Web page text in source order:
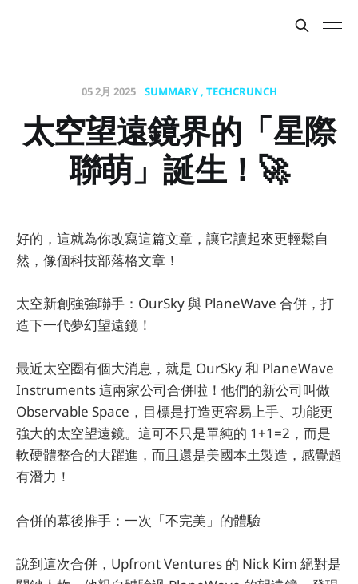
05 2月 2025 SUMMARY TECHCRUNCH
太空望遠鏡界的「星際
聯萌」誕生！🚀
好的，這就為你改寫這篇文章，讓它讀起來更輕鬆自
然，像個科技部落格文章！
太空新創強強聯手：OurSky 與 PlaneWave 合併，打
造下一代夢幻望遠鏡！
最近太空圈有個大消息，就是 OurSky 和 PlaneWave
Instruments 這兩家公司合併啦！他們的新公司叫做
Observable Space，目標是打造更容易上手、功能更
強大的太空望遠鏡。這可不只是單純的 1+1=2，而是
軟硬體整合的大躍進，而且還是美國本土製造，感覺超
有潛力！
合併的幕後推手：一次「不完美」的體驗
說到這次合併，Upfront Ventures 的 Nick Kim 絕對是